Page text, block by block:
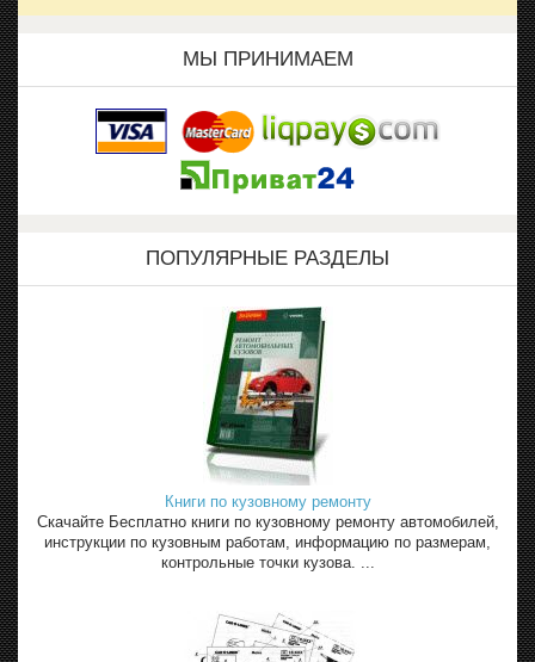
МЫ ПРИНИМАЕМ
ПОПУЛЯРНЫЕ РАЗДЕЛЫ
Книги по кузовному ремонту
Скачайте Бесплатно книги по кузовному ремонту автомобилей,
инструкции по кузовным работам, информацию по размерам,
контрольные точки кузова. ...